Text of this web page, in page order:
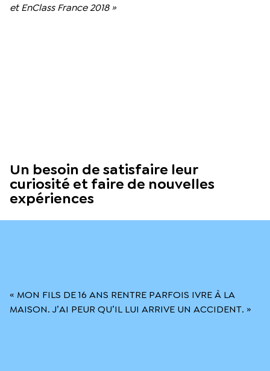
et EnClass France 2018 »
Un besoin de satisfaire leur
curiosité et faire de nouvelles
expériences
« MON FILS DE 16 ANS RENTRE PARFOIS IVRE À LA
MAISON. J’AI PEUR QU’IL LUI ARRIVE UN ACCIDENT. »